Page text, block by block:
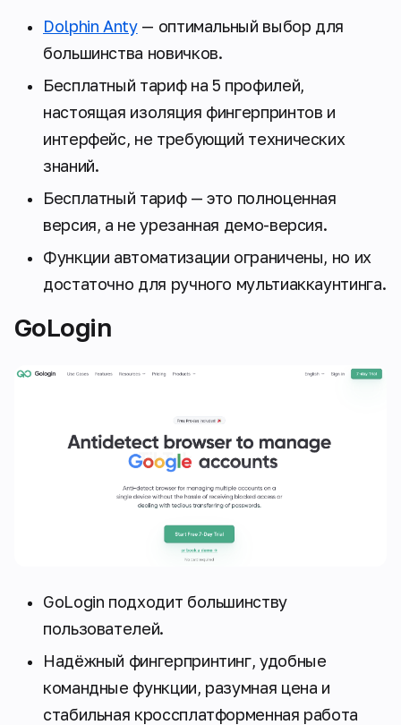
Dolphin Anty— оптимальный выбор для
большинства новичков.
Бесплатный тариф на 5 профилей,
настоящая изоляция фингерпринтов и
интерфейс, не требующий технических
знаний.
Бесплатный тариф — это полноценная
версия, а не урезанная демо-версия.
Функции автоматизации ограничены, но их
достаточно для ручного мультиаккаунтинга.
GoLogin
GoLogin подходит большинству
пользователей.
Надёжный фингерпринтинг, удобные
командные функции, разумная цена и
стабильная кроссплатформенная работа